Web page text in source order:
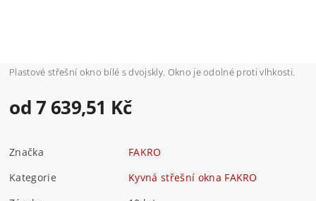
Plastové střešní okno bílé s dvojskly. Okno je odolné proti vlhkosti.
od 7 639,51 Kč
Značka
FAKRO
Kategorie
Kyvná střešní okna FAKRO